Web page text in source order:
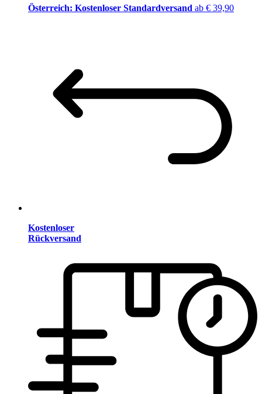
Österreich: Kostenloser Standardversand ab € 39,90
Kostenloser
Rückversand